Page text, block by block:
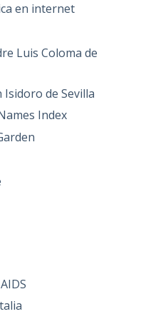
en internet
Luis Coloma de
Isidoro de Sevilla
Index